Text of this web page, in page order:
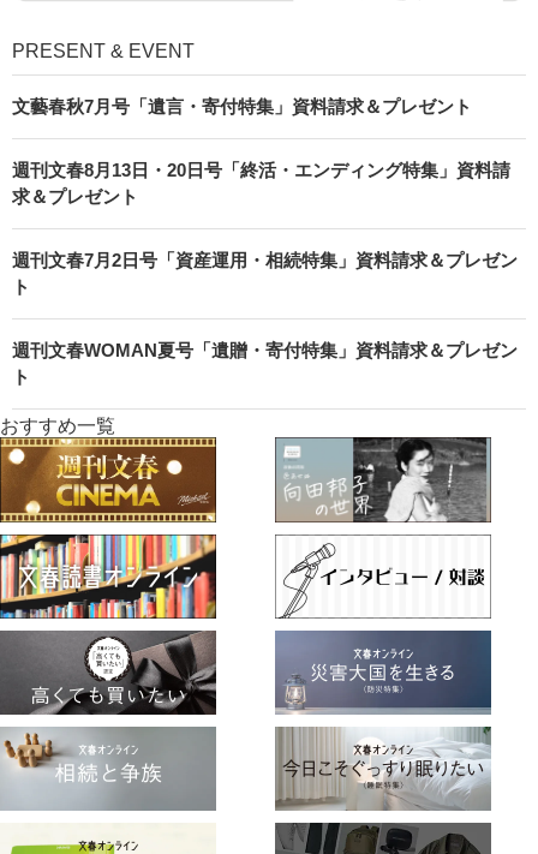
PRESENT & EVENT
文藝春秋7月号「遺言・寄付特集」資料請求＆プレゼント
週刊文春8月13日・20日号「終活・エンディング特集」資料請
求＆プレゼント
週刊文春7月2日号「資産運用・相続特集」資料請求＆プレゼン
ト
週刊文春WOMAN夏号「遺贈・寄付特集」資料請求＆プレゼン
ト
おすすめ一覧